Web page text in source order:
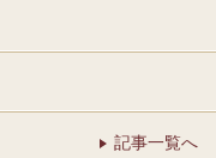
記事一覧へ